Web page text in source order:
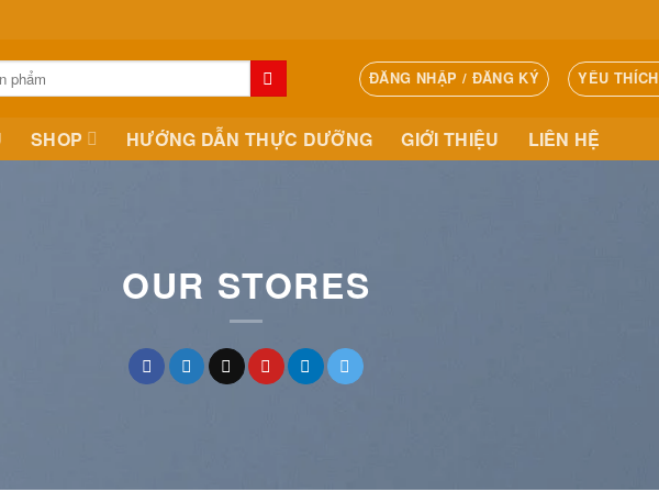
ĐĂNG NHẬP / ĐĂNG KÝ YÊU THÍCH
SHOP HƯỚNG DẪN THỰC DƯỠNG GIỚI THIỆU LIÊN HỆ
OUR STORES